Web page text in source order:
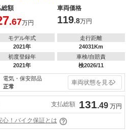
総額
車両価格
.67万円 119.8万円
モデル年式
2021年
走行距離
24031Km
初度登録年
2021年
車検/自賠責
検2026/11
電気・保安部品
正常
車両状態を見る
支払総額 131.49 万円
心！バイク保証とは